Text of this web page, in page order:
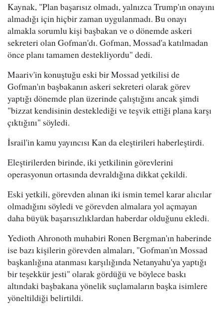
Kaynak, "Plan başarısız olmadı, yalnızca Trump'ın onayını
almadığı için hiçbir zaman uygulanmadı. Bu onayı
almakla sorumlu kişi başbakan ve o dönemde askeri
sekreteri olan Gofman'dı. Gofman, Mossad'a katılmadan
önce planı tamamen destekliyordu" dedi.
Maariv'in konuştuğu eski bir Mossad yetkilisi de
Gofman'ın başbakanın askeri sekreteri olarak görev
yaptığı dönemde plan üzerinde çalıştığını ancak şimdi
"bizzat kendisinin desteklediği ve teşvik ettiği plana karşı
çıktığını" söyledi.
İsrail'in kamu yayıncısı Kan da eleştirileri haberleştirdi.
Eleştirilerden birinde, iki yetkilinin görevlerini
operasyonun ortasında devraldığına dikkat çekildi.
Eski yetkili, görevden alınan iki ismin temel karar alıcılar
olmadığını söyledi ve görevden almalara yol açmayan
daha büyük başarısızlıklardan haberdar olduğunu ekledi.
Yedioth Ahronoth muhabiri Ronen Bergman'ın haberinde
ise bazı kişilerin görevden almaları, "Gofman'ın Mossad
başkanlığına atanması karşılığında Netanyahu'ya yaptığı
bir teşekkür jesti" olarak gördüğü ve böylece baskı
altındaki başbakana yönelik suçlamaların başka isimlere
yöneltildiği belirtildi.